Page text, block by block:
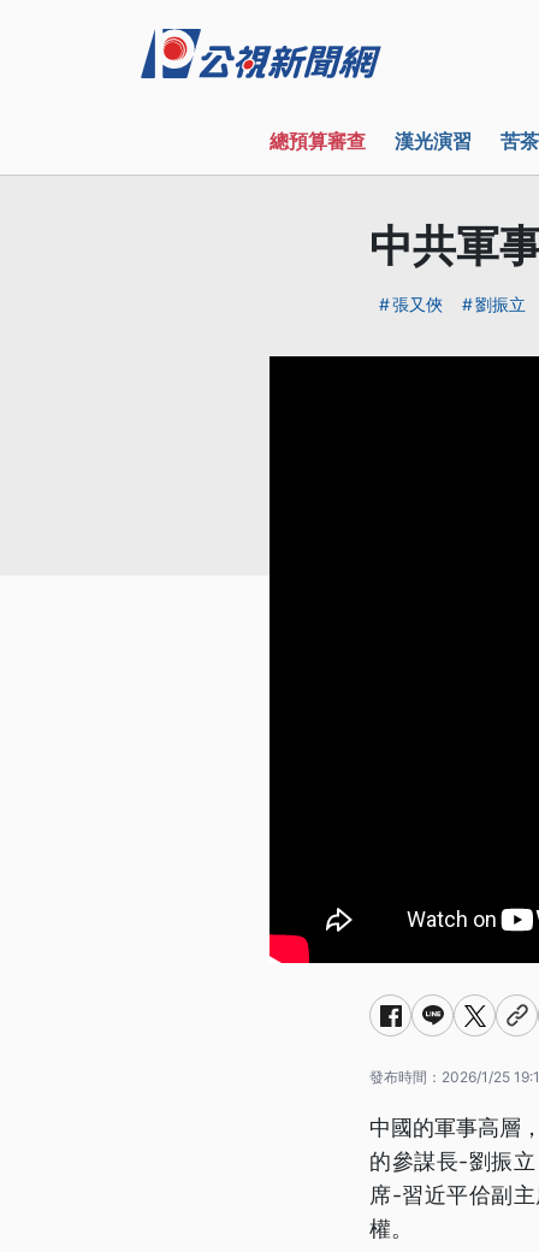
總預算審查 漢光演習 苦
中共軍
張又俠 劉振立
發布時間： 2026/1/25
中國的軍事高層
的參謀長-劉振
席-習近平佮副
權。